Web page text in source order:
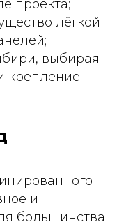
проекта;
лёгкой
выбирая
крепление.
и
большинства